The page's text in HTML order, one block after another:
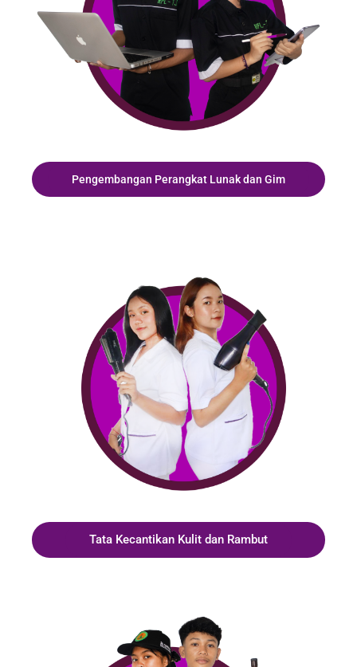
Pengembangan Perangkat Lunak dan Gim
Tata Kecantikan Kulit dan Rambut